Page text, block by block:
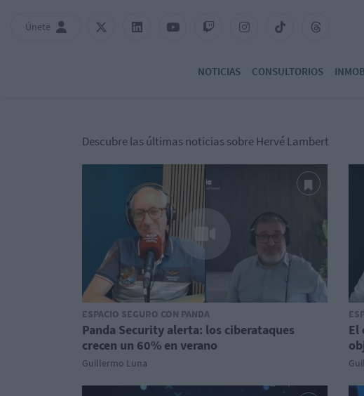
Únete
NOTICIAS CONSULTORIOS
Descubre las últimas noticias sobre Hervé Lambert
ESPACIO SEGURO CON PANDA
Panda Security alerta: los ciberataques
crecen un 60% en verano
Guillermo Luna
El